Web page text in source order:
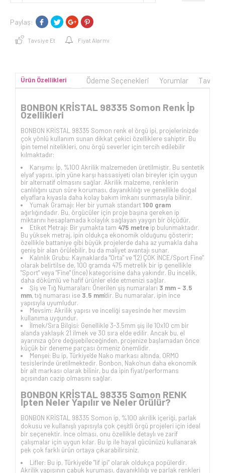
Paylaş:
Tavsiye Et Fiyat Alarmı
Ürün Özellikleri Ödeme Seçenekleri Yorumlar
BONBON KRİSTAL 98335 Somon Renk İp
Özellikleri
BONBON KRİSTAL 98335 Somon renk el örgü ipi, projelerinizde
çok yönlü kullanım sunan dikkat çekici özelliklere sahiptir. Bu
ipin temel nitelikleri, onu örgü severler için tercih edilebilir
kılmaktadır:
Karışımı: İp, %100 Akrilik malzemeden üretilmiştir. Bu sentetik
elyaf yapısı, ipin yüne karşı hassasiyeti olan bireyler için uygun
bir alternatif olmasını sağlar. Akrilik malzeme, renklerin
canlılığını uzun süre koruması, dayanıklılığı ve genellikle doğal
elyaflara kıyasla daha kolay bakım imkanı sunmasıyla bilinir.
Yumak Gramajı: Her bir yumak standart100 gram
ağırlığındadır. Bu, örgücüler için proje başına gereken ip
miktarını hesaplamada kolaylık sağlayan yaygın bir ölçüdür.
Etiket Metrajı: Bir yumakta tam 475 metre ip bulunmaktadır.
Bu yüksek metraj, ipin oldukça ekonomik olduğunu gösterir;
özellikle battaniye gibi büyük projelerde daha az yumakla daha
geniş bir alan örülebilir, bu da maliyet avantajı sunar.
Kalınlık Grubu: Kaynaklarda "Orta" ve "(2) ÇOK İNCE/Sport Fine"
olarak belirtilse de, 100 gramda 475 metrelik bir ip genellikle
"Sport" veya "Fine" (İnce) kategorisine daha yakındır. Bu incelik,
daha dökümlü ve hafif ürünler elde etmenizi sağlar.
Şiş ve Tığ Numaraları: Önerilen şiş numaraları 3 mm - 3.5
mm, tığ numarası ise 3.5 mm'dir. Bu numaralar, ipin ince
yapısıyla uyumludur.
Mevsim: Akrilik yapısı ve inceliği sayesinde her mevsim
kullanıma uygundur.
İlmek/Sıra Bilgisi: Genellikle 3-3.5mm şiş ile 10x10 cm bir
alanda yaklaşık 21 ilmek ve 30 sıra elde edilir. Ancak bu, el
ayarınıza göre değişebileceğinden, projenize başlamadan önce
küçük bir deneme parçası örmeniz önemlidir.
Menşei: Bu ip, Türkiye'de Nako markası altında, ORMO
tesislerinde üretilmektedir. Bonbon, Nako'nun daha ekonomik
bir alt markası olarak bilinir, bu da ipin fiyat/performans
açısından cazip olmasını sağlar.
BONBON KRİSTAL 98335 Somon RENK
İpten Neler Yapılır ve Neler Örülür?
BONBON KRİSTAL 98335 Somon ip, %100 akrilik içeriği, parlak
dokusu ve kullanışlı yapısıyla çok çeşitli örgü projeleri için ideal
bir seçenektir. İnce olması, onu özellikle detaylı ve zarif
çalışmalar için uygun kılar. Bu ip ile hayal gücünüzü kullanarak
pek çok farklı ürün ortaya çıkarabilirsiniz.
Lifler: Bu ip, Türkiye'de "lif ipi" olarak oldukça popülerdir.
Akrilik yapısının çabuk kuruması, dayanıklılığı ve parlak renkleri